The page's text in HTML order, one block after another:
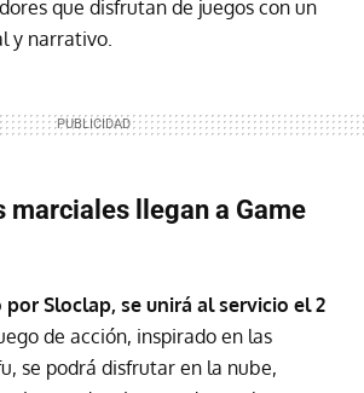
que disfrutan de juegos con un
y narrativo.
marciales llegan a Game
Sloclap, se unirá al servicio el 2
de acción, inspirado en las
se podrá disfrutar en la nube,